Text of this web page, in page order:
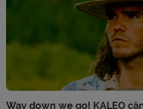
Way down we go! KALEO